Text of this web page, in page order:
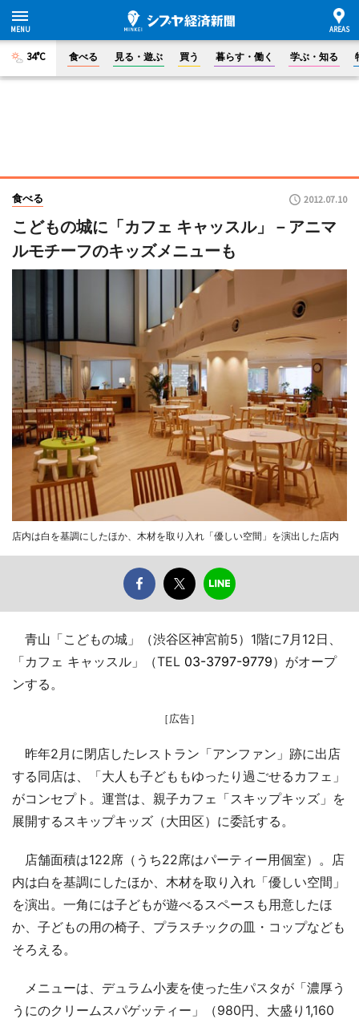
34°C 食べる 見る・遊ぶ 買う 暮らす・働く 学ぶ・知る
食べる 2012.07.10
こどもの城に「カフェ キャッスル」－アニマ
ルモチーフのキッズメニューも
店内は白を基調にしたほか、木材を取り入れ「優しい空間」を演出した店内
青山「こどもの城」（渋谷区神宮前5）1階に7月12日、
「カフェ キャッスル」（TEL 03-3797-9779）がオープ
ンする。
［広告］
昨年2月に閉店したレストラン「アンファン」跡に出店
する同店は、「大人も子どももゆったり過ごせるカフェ」
がコンセプト。運営は、親子カフェ「スキップキッズ」を
展開するスキップキッズ（大田区）に委託する。
店舗面積は122席（うち22席はパーティー用個室）。店
内は白を基調にしたほか、木材を取り入れ「優しい空間」
を演出。一角には子どもが遊べるスペースも用意したほ
か、子どもの用の椅子、プラスチックの皿・コップなども
そろえる。
メニューは、デュラム小麦を使った生パスタが「濃厚う
うにのクリームスパゲッティー」（980円、大盛り1,160